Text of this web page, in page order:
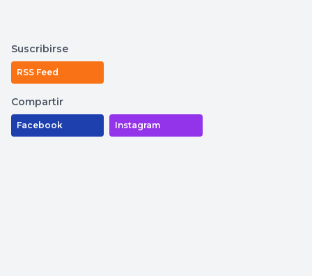
Suscribirse
RSS Feed
Compartir
Facebook Instagram